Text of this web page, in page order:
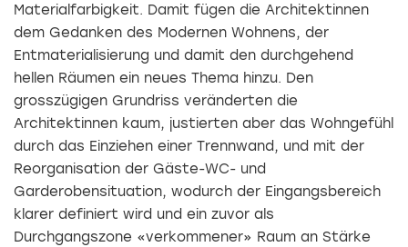
Materialfarbigkeit. Damit fügen die Architektinnen
dem Gedanken des Modernen Wohnens, der
Entmaterialisierung und damit den durchgehend
hellen Räumen ein neues Thema hinzu. Den
grosszügigen Grundriss veränderten die
Architektinnen kaum, justierten aber das Wohngefühl
durch das Einziehen einer Trennwand, und mit der
Reorganisation der Gäste-WC- und
Garderobensituation, wodurch der Eingangsbereich
klarer definiert wird und ein zuvor als
Durchgangszone «verkommener» Raum an Stärke